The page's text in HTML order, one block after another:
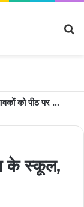
बारनवापारा अभ्यारण्य में दिखा ‘मां का प्यार’, नन्हें शावकों को पीठ पर बैठाकर घूमती दिखी मादा भालू
के स्कूल,